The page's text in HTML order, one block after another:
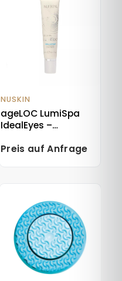
NUSKIN
ageLOC LumiSpa
IdealEyes –
Cream
Preis auf Anfrage